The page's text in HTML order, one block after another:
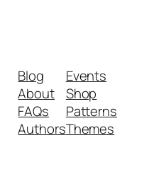
Blog
About
FAQs
Authors
Events
Shop
Patterns
Themes